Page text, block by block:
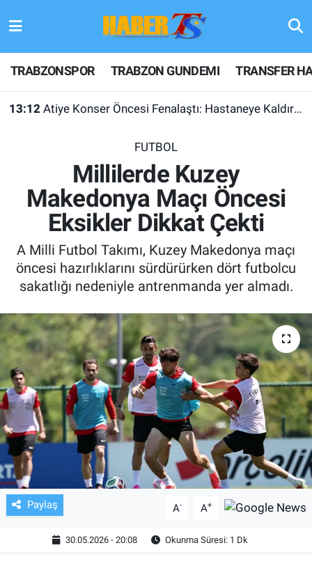
TRABZONSPOR TRABZON GUNDEMI TRANSFER
13:12 Atiye Konser Öncesi Fenalaştı: Hastaneye Kaldırıldı
FUTBOL
Millilerde Kuzey
Makedonya Maçı Öncesi
Eksikler Dikkat Çekti
A Milli Futbol Takımı, Kuzey Makedonya maçı
öncesi hazırlıklarını sürdürürken dört futbolcu
sakatlığı nedeniyle antrenmanda yer almadı.
Paylaş A- A+
30.05.2026 - 20:08 Okunma Süresi: 1 Dk
TRABZONSPOR
TRABZON GUNDEMI
KULİS MEYDANI
1461 TRABZON
FUTBOL
TV VE SİNEMA
BASKETBOL
SAĞLIK
GENEL
KÜLTÜR SANAT
ASAYİŞ
EKONOMİ
Hava Durumu
Trafik Durumu
Son Dakika Haberleri
Haber Arşivi